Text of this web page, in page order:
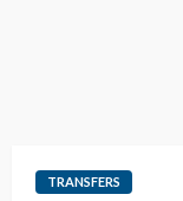
TRANSFERS